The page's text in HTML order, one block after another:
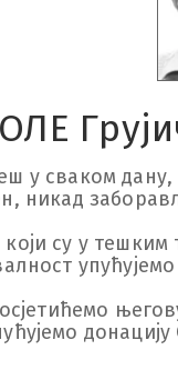
у сваком дану,
никад
су у